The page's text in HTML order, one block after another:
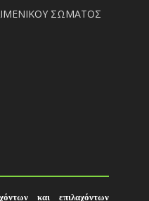
ΣΩΜΑΤΟΣ
και επιλαχόντων